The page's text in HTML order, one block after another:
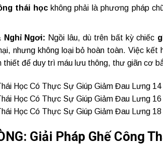
thái họckhông phải là phương pháp
Nghỉ Ngơi: Ngồi lâu, dù trên bất kỳ chiếc
nhưng không loại bỏ hoàn toàn. Việc kết
thiết để duy trì máu lưu thông, thư giãn cơ
Giải Pháp Ghế Công